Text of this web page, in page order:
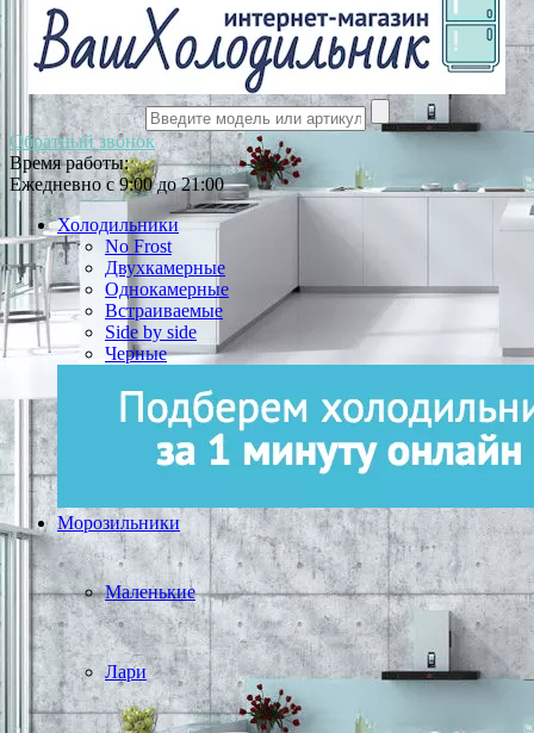
Обратный звонок
Время работы:
Ежедневно с 9:00 до 21:00
Холодильники
No Frost
Двухкамерные
Однокамерные
Встраиваемые
Side by side
Черные
Морозильники
Маленькие
Лари